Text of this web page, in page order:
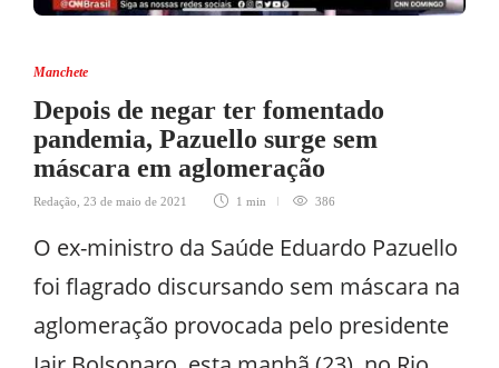
Manchete
Depois de negar ter fomentado
pandemia, Pazuello surge sem
máscara em aglomeração
Redação 23 de maio de 2021 1 min 386
O ex-ministro da Saúde Eduardo Pazuello
foi flagrado discursando sem máscara na
aglomeração provocada pelo presidente